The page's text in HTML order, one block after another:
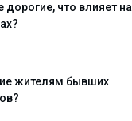
что влияет на
жителям бывших